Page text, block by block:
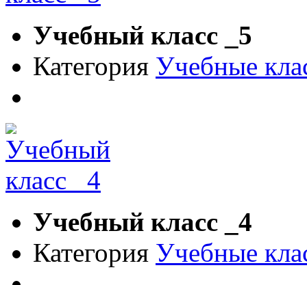
Учебный класс _5
Категория Учебные
Учебный класс _4
Категория Учебные